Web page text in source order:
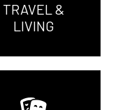
TRAVEL &
LIVING